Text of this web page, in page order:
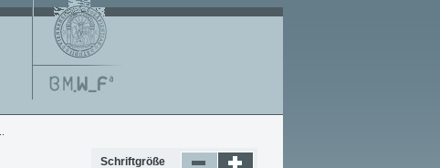
Schriftgröße